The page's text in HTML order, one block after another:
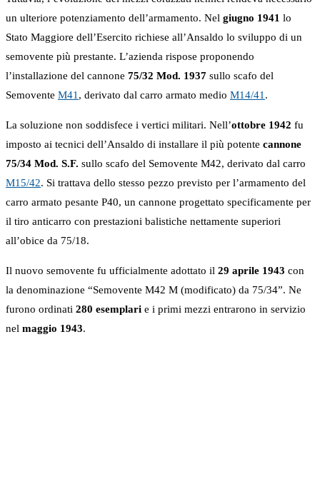
un ulteriore potenziamento dell’armamento. Nel giugno 1941 lo
Stato Maggiore dell’Esercito richiese all’Ansaldo lo sviluppo di un
semovente più prestante. L’azienda rispose proponendo
l’installazione del cannone 75/32 Mod. 1937 sullo scafo del
Semovente M41 , derivato dal carro armato medio M14/41 .
La soluzione non soddisfece i vertici militari. Nell’ottobre 1942 fu
imposto ai tecnici dell’Ansaldo di installare il più potente cannone
75/34 Mod. S.F. sullo scafo del Semovente M42, derivato dal carro
M15/42. Si trattava dello stesso pezzo previsto per l’armamento del
carro armato pesante P40, un cannone progettato specificamente per
il tiro anticarro con prestazioni balistiche nettamente superiori
all’obice da 75/18.
Il nuovo semovente fu ufficialmente adottato il 29 aprile 1943 con
la denominazione “Semovente M42 M (modificato) da 75/34”. Ne
furono ordinati 280 esemplari e i primi mezzi entrarono in servizio
nel maggio 1943.